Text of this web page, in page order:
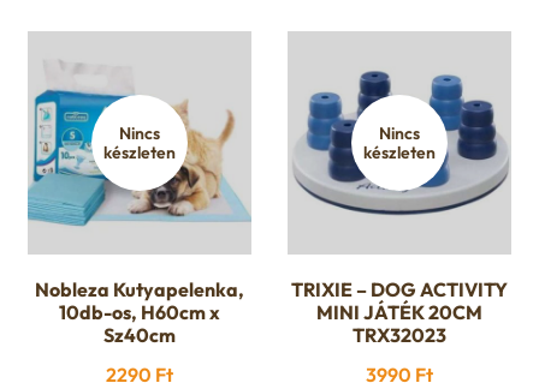
Nincs
készleten
Nobleza Kutyapelenka,
10db-os, H60cm x
Sz40cm
2290 Ft
Nincs
készleten
TRIXIE – DOG ACTIVITY
MINI JÁTÉK 20CM
TRX32023
3990 Ft